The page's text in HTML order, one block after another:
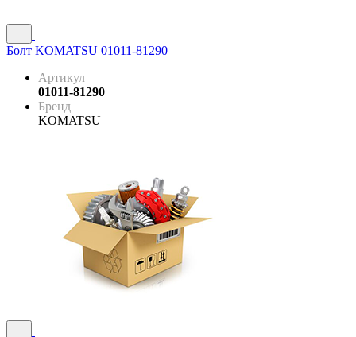
Болт KOMATSU 01011-81290
Артикул
01011-81290
Бренд
KOMATSU